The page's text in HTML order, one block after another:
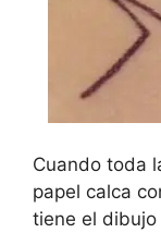
Cuando toda
papel calca
tiene el